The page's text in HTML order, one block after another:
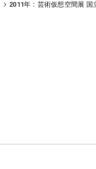
2011年：芸術仮想空間展